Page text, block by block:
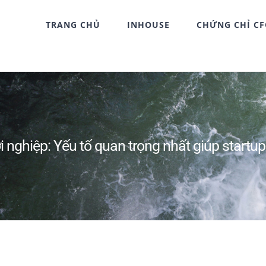
TRANG CHỦ INHOUSE CHỨNG CHỈ
nghiệp: Yếu tố quan trọng nhất giúp